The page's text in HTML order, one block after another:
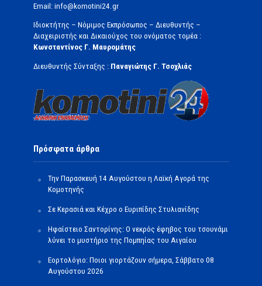
Email: info@komotini24.gr
Ιδιοκτήτης – Νόμιμος Εκπρόσωπος – Διευθυντής –
Διαχειριστής και Δικαιούχος του ονόματος τομέα :
Κωνσταντίνος Γ. Μαυρομάτης
Διευθυντής Σύνταξης : Παναγιώτης Γ. Τσοχλιάς
Πρόσφατα άρθρα
Την Παρασκευή 14 Αυγούστου η Λαϊκή Αγορά της
Κομοτηνής
Σε Κερασιά και Κέχρο ο Ευριπίδης Στυλιανίδης
Ηφαίστειο Σαντορίνης: Ο νεκρός έφηβος του τσουνάμι
λύνει το μυστήριο της Πομπηίας του Αιγαίου
Εορτολόγιο: Ποιοι γιορτάζουν σήμερα, Σάββατο 08
Αυγούστου 2026